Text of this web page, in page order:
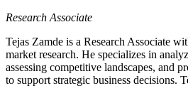
Research Associate
Tejas Zamde is a Research Associate
market research. He specializes in
assessing competitive landscapes, and
to support strategic business decisions.